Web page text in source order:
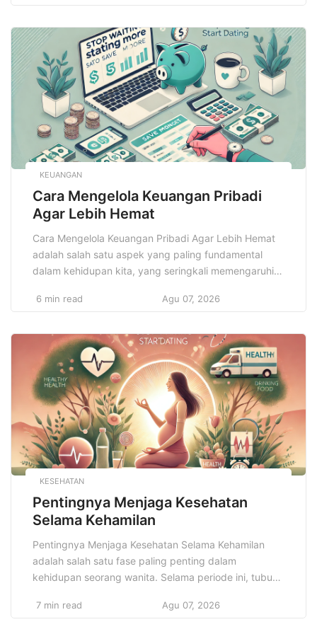
lokal yang alami, telah menjadi salah satu daya tarik
utama bagi […]
KEUANGAN
Cara Mengelola Keuangan Pribadi
Agar Lebih Hemat
Cara Mengelola Keuangan Pribadi Agar Lebih Hemat
adalah salah satu aspek yang paling fundamental
dalam kehidupan kita, yang seringkali memengaruhi
Dari bagaimana kita memenuhi kebutuhan sehari-hari
dan terjamin, pengelolaan keuangan yang bijaksana
sangat berperan dalam memastikan kesejahteraan
finansial. Namun, banyak orang […]
6 min read Agu 07, 2026
KESEHATAN
Pentingnya Menjaga Kesehatan
Selama Kehamilan
Pentingnya Menjaga Kesehatan Selama Kehamilan
adalah salah satu fase paling penting dalam
kehidupan seorang wanita. Selama periode ini, tubuh
emosional yang memerlukan perhatian khusus agar
7 min read Agu 07, 2026